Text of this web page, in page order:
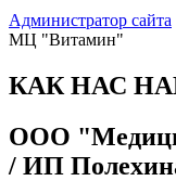
Администратор сайта
МЦ "Витамин"
КАК НАС
ООО
/ ИП